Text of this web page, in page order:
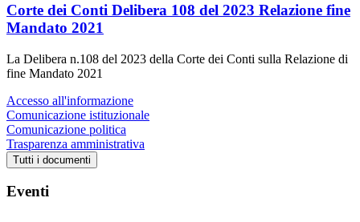
Corte dei Conti Delibera 108 del 2023 Relazione fine
Mandato 2021
La Delibera n.108 del 2023 della Corte dei Conti sulla Relazione di
fine Mandato 2021
Accesso all'informazione
Comunicazione istituzionale
Comunicazione politica
Trasparenza amministrativa
Tutti i documenti
Eventi